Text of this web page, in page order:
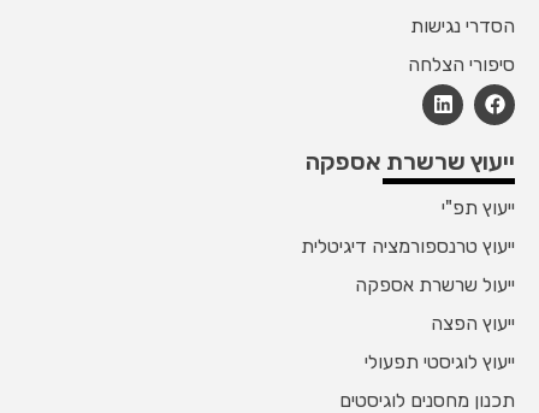
הסדרי נגישות
סיפורי הצלחה
ייעוץ שרשרת אספקה
ייעוץ תפ"י
ייעוץ טרנספורמציה דיגיטלית
ייעול שרשרת אספקה
ייעוץ הפצה
ייעוץ לוגיסטי תפעולי
תכנון מחסנים לוגיסטים